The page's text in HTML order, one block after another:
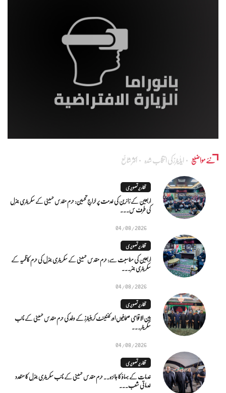
نئے مواضیع ایڈٰیٹرز کی انتخاب شدہ اکثر شائع
تقاریر تصویری
اربعین کے زائرین کی خدمت پر خراجِ تحسین: حرم مقدس حسینی کے سکریٹری جنرل
کی طرف س...
04/08/2026
تقاریر تصویری
اربعین کی مناسبت سے: حرم مقدس حسینی کے سکریٹری جنرل کی حرم کاظمیہ کے
سکریٹری جنر...
04/08/2026
تقاریر تصویری
بین الاقوامی صحافیوں اور کنٹینٹ کریئیٹرز کے وفد کی حرم مقدس حسینی کے نائب
سکریٹر...
04/08/2026
تقاریر تصویری
خدمات کے بہاؤ کا جائزہ.. حرم مقدس حسینی کے نائب سکریٹری جنرل کا متعدد
خدماتی شعب...